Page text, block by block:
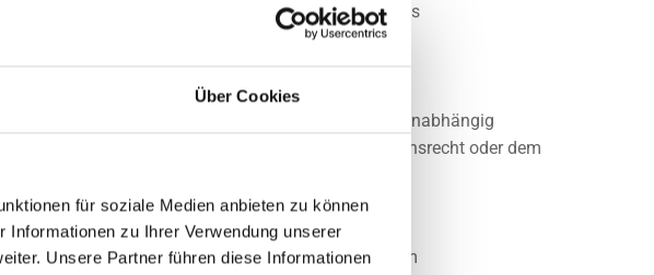
Über Cookies
für soziale Medien anbieten zu können
zu Ihrer Verwendung unserer
Unsere Partner führen diese Informationen
Stelle, die personenbezogene Daten im Auftrag des
der personenbezogene Daten offengelegt werden, unabhängig
Untersuchungsauftrags nach dem Unionsrecht oder dem
als Empfänger.
der betroffenen Person, dem Verantwortlichen, dem